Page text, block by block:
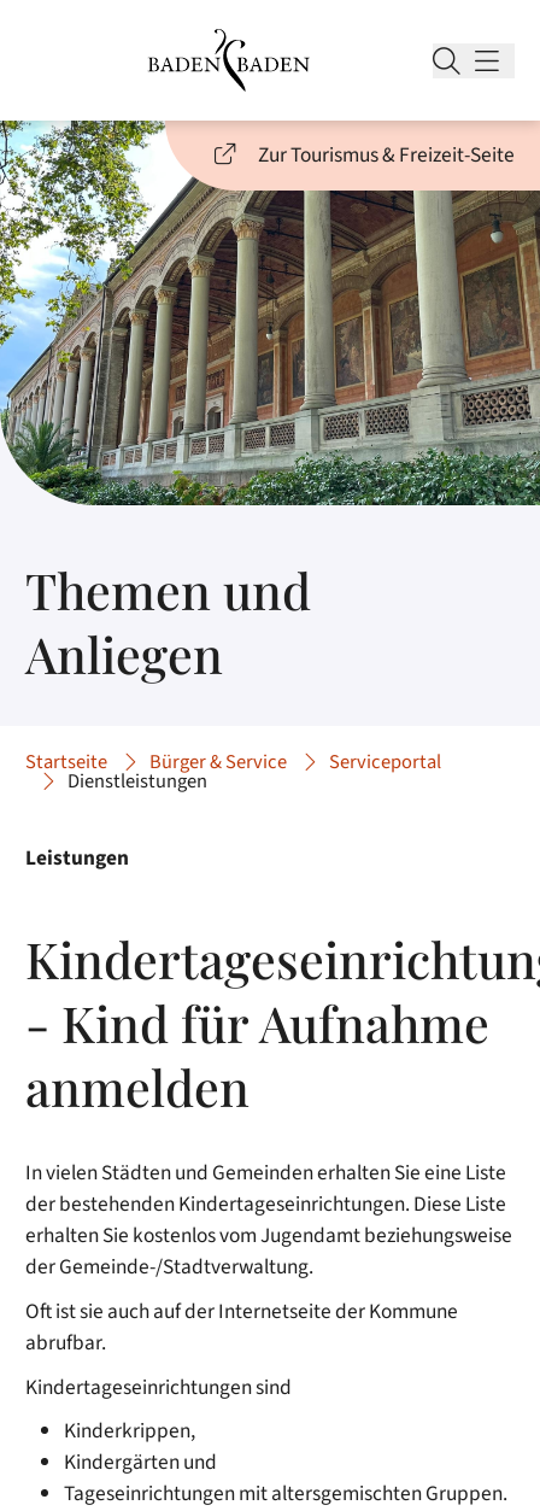
Zur Tourismus & Freizeit-Seite
Themen und
Anliegen
Startseite Bürger & Service Serviceportal
Dienstleistungen
Leistungen
- Kind für Aufnahme
anmelden
In vielen Städten und Gemeinden erhalten Sie eine Liste
der bestehenden Kindertageseinrichtungen. Diese Liste
erhalten Sie kostenlos vom Jugendamt beziehungsweise
der Gemeinde-/Stadtverwaltung.
Oft ist sie auch auf der Internetseite der Kommune
abrufbar.
Kindertageseinrichtungen sind
Kinderkrippen,
Kindergärten und
Tageseinrichtungen mit altersgemischten Gruppen.